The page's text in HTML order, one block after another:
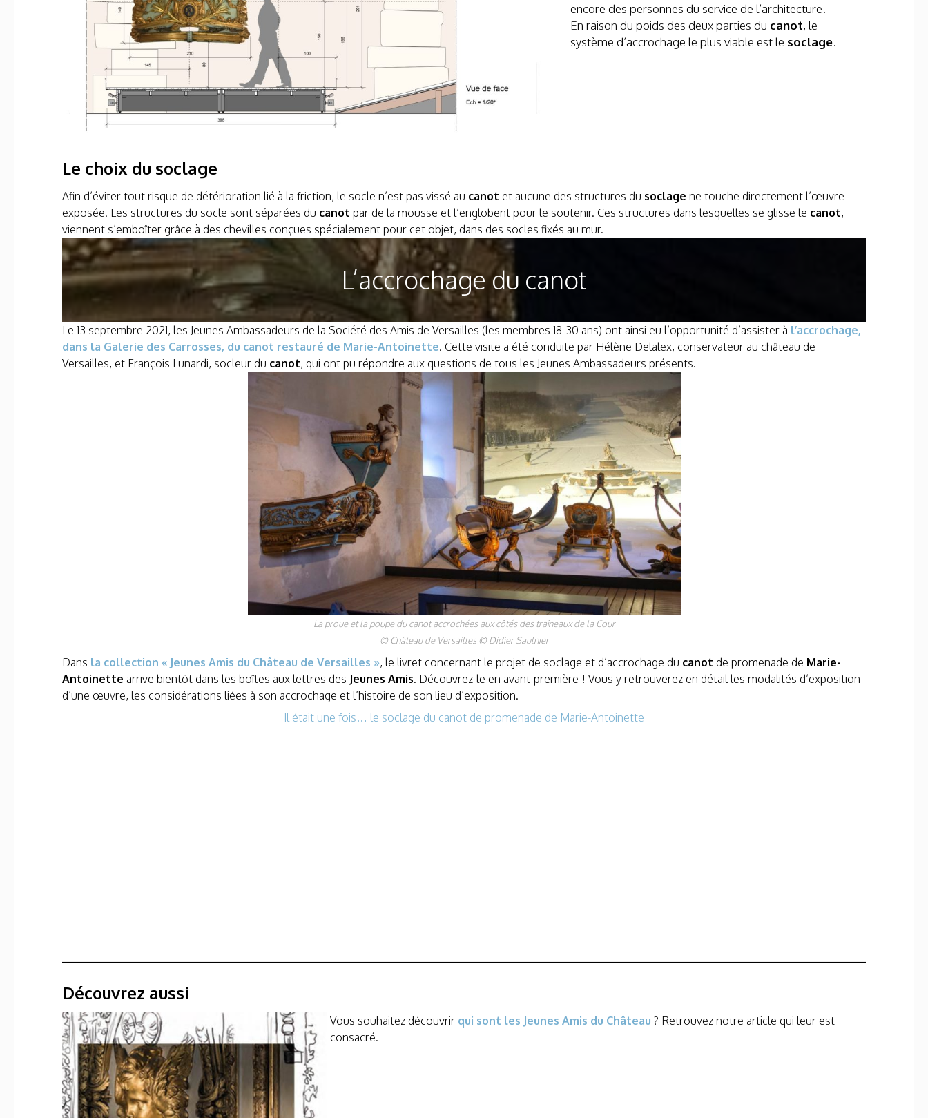
encore des personnes du service de l’architecture.
En raison du poids des deux parties du canot, le
système d’accrochage le plus viable est le soclage.
Le choix du soclage
Afin d’éviter tout risque de détérioration lié à la friction, le socle n’est pas vissé au canot et aucune des structures du soclage ne touche directement l’œuvre
exposée. Les structures du socle sont séparées du canot par de la mousse et l’englobent pour le soutenir. Ces structures dans lesquelles se glisse le canot,
viennent s’emboîter grâce à des chevilles conçues spécialement pour cet objet, dans des socles fixés au mur.
L’accrochage du canot
Le 13 septembre 2021, les Jeunes Ambassadeurs de la Société des Amis de Versailles (les membres 18-30 ans) ont ainsi eu l’opportunité d’assister à l’accrochage,
dans la Galerie des Carrosses, du canot restauré de Marie-Antoinette. Cette visite a été conduite par Hélène Delalex, conservateur au château de
Versailles, et François Lunardi, socleur du canot, qui ont pu répondre aux questions de tous les Jeunes Ambassadeurs présents.
La proue et la poupe du canot accrochées aux côtés des traîneaux de la Cour
© Château de Versailles © Didier Saulnier
Dans la collection « Jeunes Amis du Château de Versailles », le livret concernant le projet de soclage et d’accrochage du canot de promenade de Marie-
Antoinette arrive bientôt dans les boîtes aux lettres des Jeunes Amis. Découvrez-le en avant-première ! Vous y retrouverez en détail les modalités d’exposition
d’une œuvre, les considérations liées à son accrochage et l’histoire de son lieu d’exposition.
Il était une fois… le soclage du canot de promenade de Marie-Antoinette
Découvrez aussi
Vous souhaitez découvrir qui sont les Jeunes Amis du Château ? Retrouvez notre article qui leur est
consacré.